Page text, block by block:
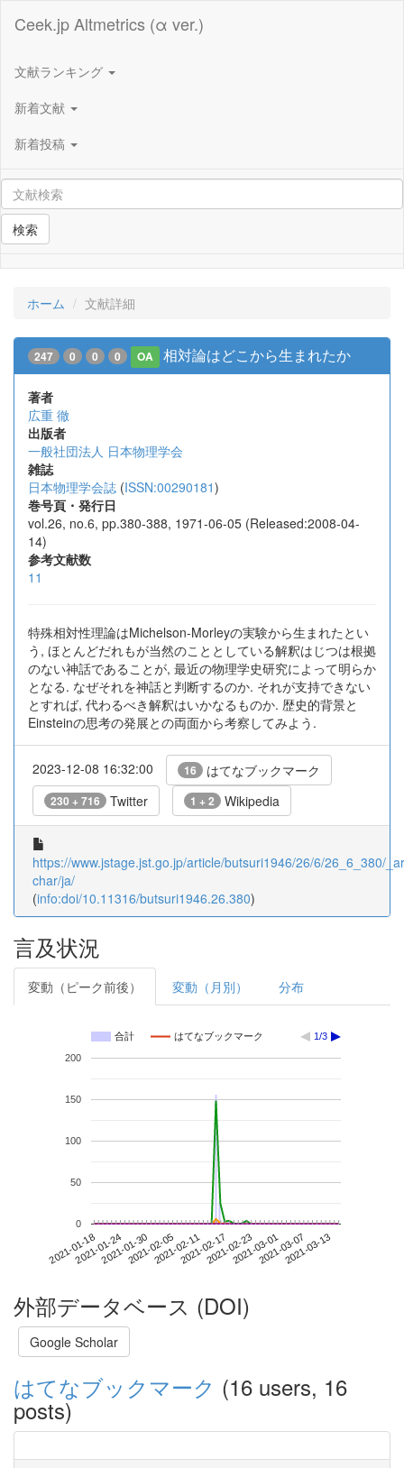
Ceek.jp Altmetrics (α ver.)
文献ランキング
新着文献
新着投稿
検索
ホーム 文献詳細
247 0 0 0 OA 相対論はどこから生まれたか
著者
広重 徹
出版者
一般社団法人 日本物理学会
雑誌
日本物理学会誌 (ISSN:00290181)
巻号頁・発行日
vol.26, no.6, pp.380-388, 1971-06-05 (Released:2008-04-
14)
参考文献数
11
特殊相対性理論はMichelson-Morleyの実験から生まれたとい
う, ほとんどだれもが当然のこととしている解釈はじつは根拠
のない神話であることが, 最近の物理学史研究によって明らか
となる. なぜそれを神話と判断するのか. それが支持できない
とすれば, 代わるべき解釈はいかなるものか. 歴史的背景と
Einsteinの思考の発展との両面から考察してみよう.
2023-12-08 16:32:00 16 はてなブックマーク
230 + 716 Twitter 1 + 2 Wikipedia
https://www.jstage.jst.go.jp/article/butsuri1946/26/6/26_6_380/
char/ja/
(info:doi/10.11316/butsuri1946.26.380)
言及状況
変動（ピーク前後） 変動（月別） 分布
合計 はてなブックマーク 1/3
2021-01-182021-01-242021-01-302021-02-052021-02-112021-02-172021-02-232021-03-012021-03-072021-03-13
0
50
100
150
200
外部データベース (DOI)
Google Scholar
はてなブックマーク (16 users, 16
posts)